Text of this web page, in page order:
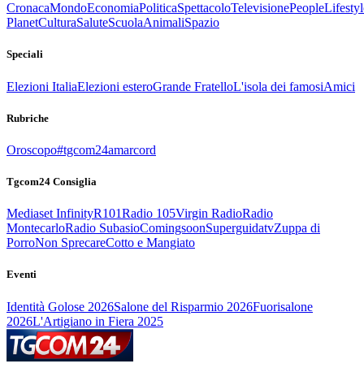
CronacaMondoEconomiaPoliticaSpettacoloTelevisionePeople
PlanetCulturaSaluteScuolaAnimaliSpazio
Speciali
Elezioni ItaliaElezioni esteroGrande FratelloL'isola dei famosiAmici
Rubriche
Oroscopo#tgcom24amarcord
Tgcom24 Consiglia
Mediaset InfinityR101Radio 105Virgin RadioRadio
MontecarloRadio SubasioComingsoonSuperguidatvZuppa di
PorroNon SprecareCotto e Mangiato
Eventi
Identità Golose 2026Salone del Risparmio 2026Fuorisalone
2026L'Artigiano in Fiera 2025